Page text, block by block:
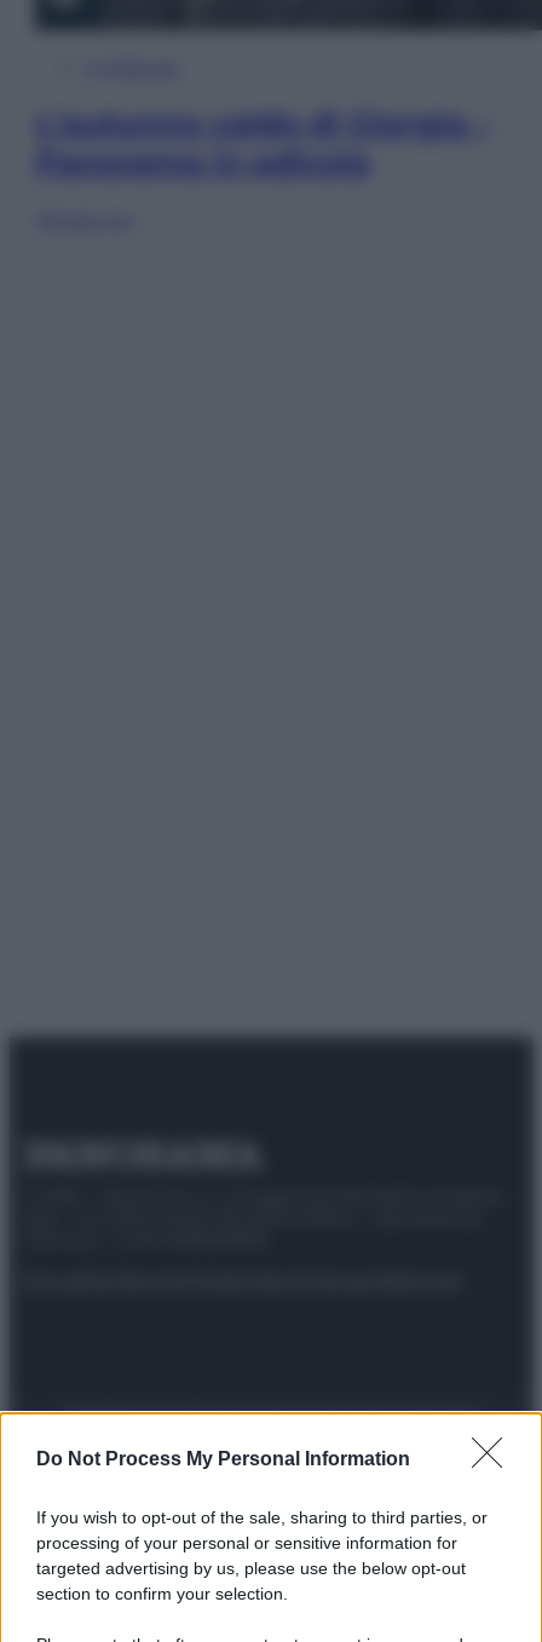
Do Not Process My Personal Information
If you wish to opt-out of the sale, sharing to third parties, or
processing of your personal or sensitive information for
targeted advertising by us, please use the below opt-out
section to confirm your selection.
L’autunno caldo di Giorgia –
Preferenze PrivacyPrivacy PolicyCookie PolicyNote legali